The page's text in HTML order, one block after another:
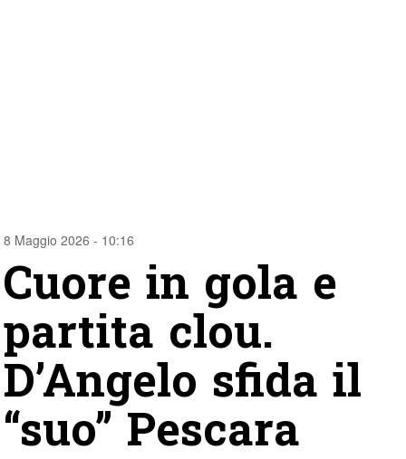
8 Maggio 2026 - 10:16
Cuore in gola e
partita clou.
D’Angelo sfida il
“suo” Pescara